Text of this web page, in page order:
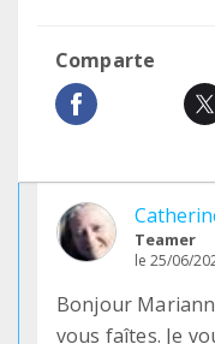
Comparte
Teamer
le 25/06/
Bonjour
vous faîtes. Je